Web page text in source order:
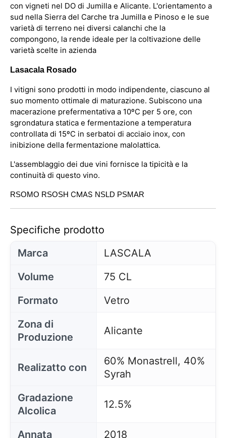
con vigneti nel DO di Jumilla e Alicante. L'orientamento a
sud nella Sierra del Carche tra Jumilla e Pinoso e le sue
varietà di terreno nei diversi calanchi che la
compongono, la rende ideale per la coltivazione delle
varietà scelte in azienda
Lasacala Rosado
I vitigni sono prodotti in modo indipendente, ciascuno al
suo momento ottimale di maturazione. Subiscono una
macerazione prefermentativa a 10ºC per 5 ore, con
sgrondatura statica e fermentazione a temperatura
controllata di 15ºC in serbatoi di acciaio inox, con
inibizione della fermentazione malolattica.
L'assemblaggio dei due vini fornisce la tipicità e la
continuità di questo vino.
RSOMO RSOSH CMAS NSLD PSMAR
Specifiche prodotto
Marca
LASCALA
Volume
75 CL
Formato
Vetro
Zona di
Produzione
Alicante
Realizatto con
60% Monastrell, 40%
Syrah
Gradazione
Alcolica
12.5%
Annata 2018